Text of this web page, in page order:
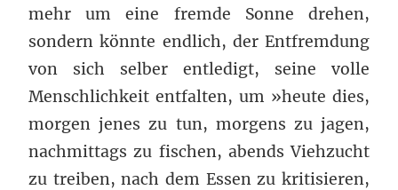
mehr um eine fremde Sonne drehen,
sondern könnte endlich, der Entfremdung
von sich selber entledigt, seine volle
Menschlichkeit entfalten, um »heute dies,
morgen jenes zu tun, morgens zu jagen,
nachmittags zu fischen, abends Viehzucht
zu treiben, nach dem Essen zu kritisieren,